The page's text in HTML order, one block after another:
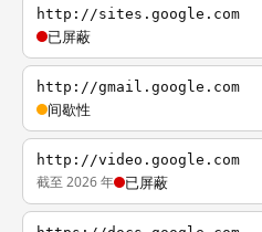
http://sites.google.com
已屏蔽
http://gmail.google.com
间歇性
http://video.google.com
截至 2026 年 已屏蔽